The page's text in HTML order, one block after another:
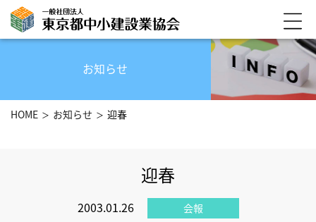
お知らせ
HOME お知らせ 迎春
迎春
2003.01.26 会報